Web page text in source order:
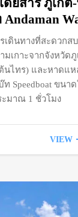
เดินทางที่สะดวกสบ
มเกาะจากจังหวัดภู
นไทร) และหาดแห
ท Speedboat ขนา
ะมาณ 1 ชั่วโมง
VIEW